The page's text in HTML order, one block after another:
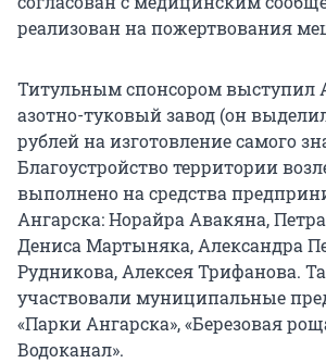
реализован на пожертвования
Титульным спонсором выступил
азотно-туковый завод (он
рублей на изготовление самого
Благоустройство территории
выполнено на средства
Ангарска: Норайра Авакяна,
Дениса Мартыняка, Александра
Рудникова, Алексея Трифанова.
участвовали муниципальные
«Парки Ангарска», «Березовая
Водоканал».